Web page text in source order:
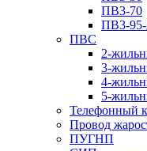
ПВ3-70
ПВ3-95-
ПВС
2-
3-
4-
5-
Телефонный
Провод
ПУГНП